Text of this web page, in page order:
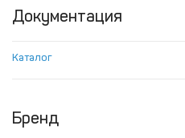
Документация
Каталог
Бренд